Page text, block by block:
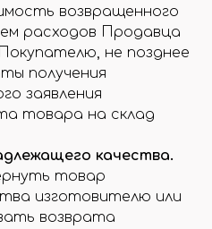
возвращенного
расходов Продавца
не позднее
получения
заявления
товара на склад
качества.
товар
изготовителю или
возврата